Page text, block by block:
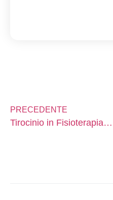
PRECEDENTE
Tirocinio in Fisioterapia: esperienze e consigli per studenti